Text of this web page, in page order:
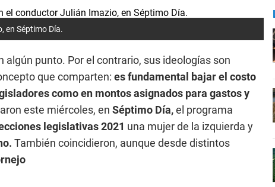
en Séptimo Día.
punto. Por el contrario, sus ideologías son
que comparten: es fundamental bajar el costo
como en montos asignados para gastos y
este miércoles, en Séptimo Día,el programa
legislativas 2021 una mujer de la izquierda y
También coincidieron, aunque desde distintos